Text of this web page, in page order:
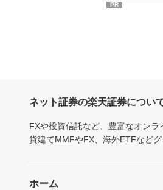
PR
ネット証券の楽天証券につい
FXや投資信託など、豊富なオン
貨建てMMFやFX、海外ETFなど
ホーム